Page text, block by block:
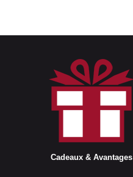
Cadeaux & Avantages